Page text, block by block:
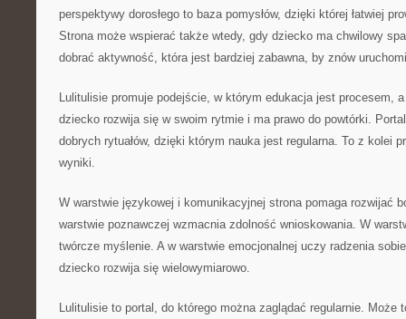
perspektywy dorosłego to baza pomysłów, dzięki której łatwiej
Strona może wspierać także wtedy, gdy dziecko ma chwilowy
dobrać aktywność, która jest bardziej zabawna, by znów
Lulitulisie promuje podejście, w którym edukacja jest procesem,
dziecko rozwija się w swoim rytmie i ma prawo do powtórki.
dobrych rytuałów, dzięki którym nauka jest regularna. To z kolei
wyniki.
W warstwie językowej i komunikacyjnej strona pomaga rozwijać
warstwie poznawczej wzmacnia zdolność wnioskowania. W
twórcze myślenie. A w warstwie emocjonalnej uczy radzenia
dziecko rozwija się wielowymiarowo.
Lulitulisie to portal, do którego można zaglądać regularnie. Może